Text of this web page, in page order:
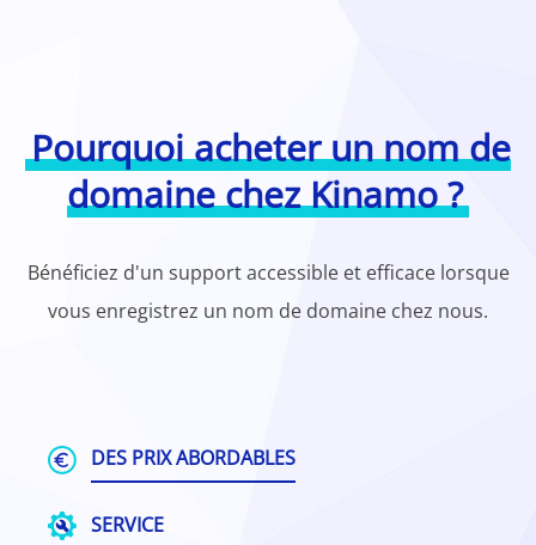
Pourquoi acheter un nom de
domaine chez Kinamo ?
Bénéficiez d'un support accessible et efficace lorsque
vous enregistrez un nom de domaine chez nous.
DES PRIX ABORDABLES
SERVICE